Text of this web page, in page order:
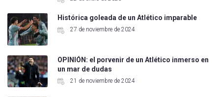
Histórica goleada de un Atlético imparable
27 de noviembre de 2024
OPINIÓN: el porvenir de un Atlético inmerso en
un mar de dudas
21 de noviembre de 2024